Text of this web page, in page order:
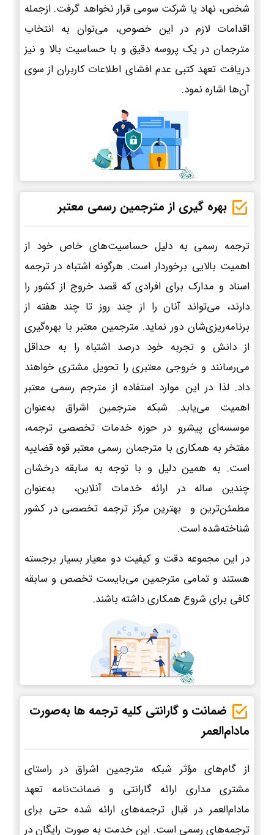
شخص، نهاد یا شرکت سومی قرار نخواهد گرفت. ازجمله
اقدامات لازم در این خصوص، می‌توان به انتخاب
مترجمان در یک پروسه دقیق و با حساسیت بالا و نیز
دریافت تعهد کتبی عدم افشای اطلاعات کاربران از سوی
آن‌ها اشاره نمود.
بهره گیری از مترجمین رسمی معتبر
ترجمه رسمی به دلیل حساسیت‌های خاص خود از
اهمیت بالایی برخوردار است. هرگونه اشتباه در ترجمه
اسناد و مدارک برای افرادی که قصد خروج از کشور را
دارند، می‌تواند آنان را از چند روز تا چند هفته از
برنامه‌ریزی‌شان دور نماید. مترجمین معتبر با بهره‌گیری
از دانش و تجربه خود درصد اشتباه را به حداقل
می‌رسانند و خروجی معتبری را تحویل مشتری خواهند
داد. لذا در این موارد استفاده از مترجم رسمی معتبر
اهمیت می‌یابد. شبکه مترجمین اشراق به‌عنوان
موسسه‌ای پیشرو در حوزه خدمات تخصصی ترجمه،
مفتخر به همکاری با مترجمان رسمی معتبر قوه قضاییه
است. به همین دلیل و با توجه به سابقه درخشان
چندین ساله در ارائه خدمات آنلاین، به‌عنوان
مطمئن‌ترین و بهترین مرکز ترجمه تخصصی در کشور
شناخته‌شده است.
در این مجموعه دقت و کیفیت دو معیار بسیار برجسته
هستند و تمامی مترجمین می‌بایست تخصص و سابقه
کافی برای شروع همکاری داشته باشند.
ضمانت و گارانتی کلیه ترجمه ها به‌صورت
مادام‌العمر
از گام‌های مؤثر شبکه مترجمین اشراق در راستای
مشتری مداری ارائه گارانتی و ضمانت‌نامه تعهد
مادام‌العمر در قبال ترجمه‌های ارائه شده حتی برای
ترجمه‌های رسمی است. این خدمت به صورت رایگان در